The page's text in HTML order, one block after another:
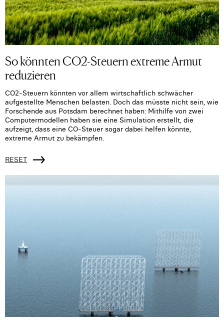
So könnten CO2-Steuern extreme Armut
reduzieren
CO2-Steuern könnten vor allem wirtschaftlich schwächer
aufgestellte Menschen belasten. Doch das müsste nicht sein, wie
Forschende aus Potsdam berechnet haben: Mithilfe von zwei
Computermodellen haben sie eine Simulation erstellt, die
aufzeigt, dass eine CO-Steuer sogar dabei helfen könnte,
extreme Armut zu bekämpfen.
RESET